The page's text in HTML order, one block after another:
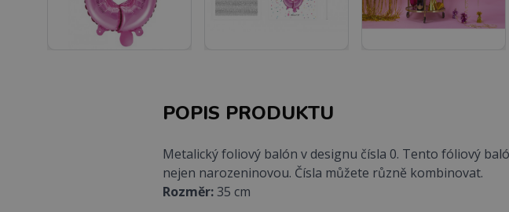
POPIS PRODUKTU
Metalický foliový balón v designu čísla 0. Tento fóliový
nejen narozeninovou. Čísla můžete různě kombinovat.
Rozměr:35 cm